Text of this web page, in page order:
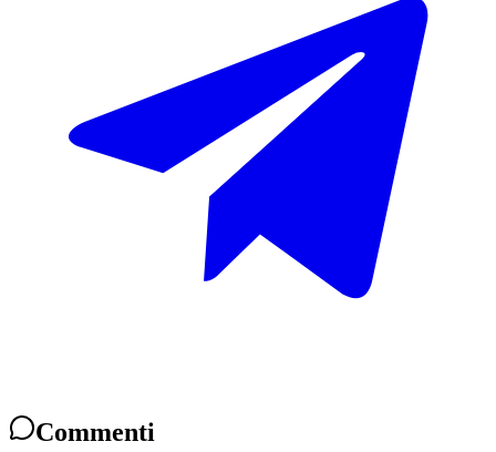
Commenti